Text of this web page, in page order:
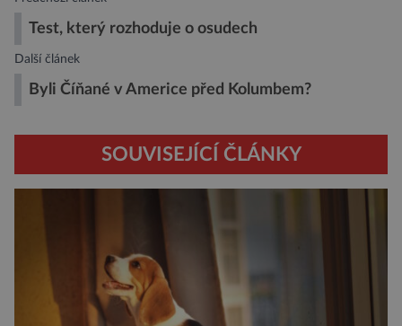
Test, který rozhoduje o osudech
Další článek
Byli Číňané v Americe před Kolumbem?
SOUVISEJÍCÍ ČLÁNKY